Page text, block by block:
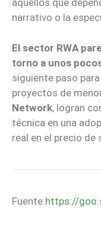
aquellos que
narrativo o la
El sector RWA
torno a unos
siguiente paso
proyectos de
Network, logran
técnica en una
real en el precio de
Fuente:https://